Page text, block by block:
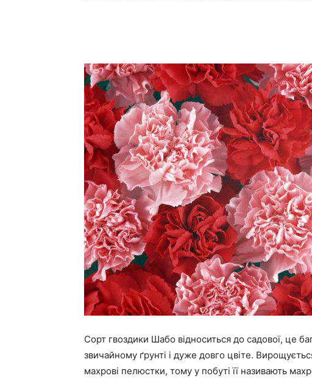
Сорт гвоздики Шабо відноситься до садової, це
звичайному ґрунті і дуже довго цвіте.
махрові пелюстки, тому у побуті її називають